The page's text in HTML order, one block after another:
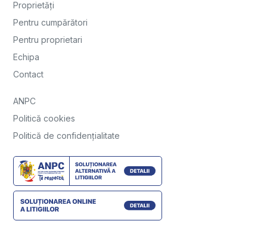
Proprietăți
Pentru cumpărători
Pentru proprietari
Echipa
Contact
ANPC
Politică cookies
Politică de confidențialitate